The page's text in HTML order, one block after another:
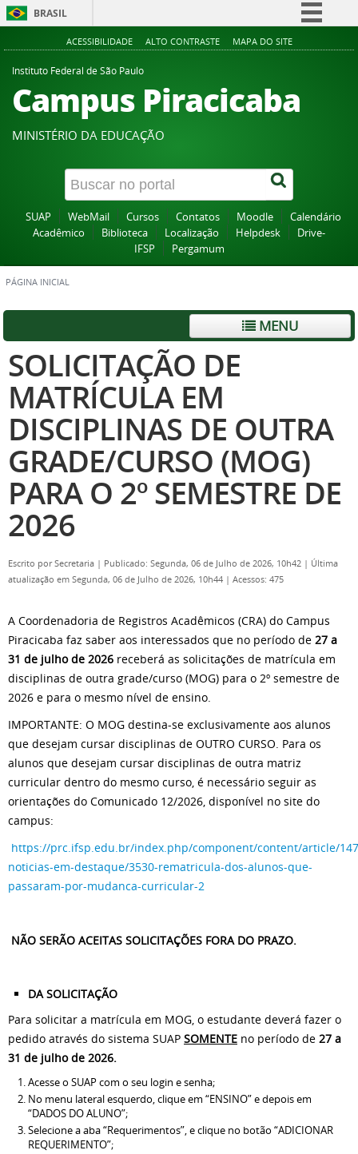
BRASIL
Simplifique!
Participe
Acesso à informação
Canais
ACESSIBILIDADE ALTO CONTRASTE MAPA DO SITE
Instituto Federal de São Paulo
Campus Piracicaba
MINISTÉRIO DA EDUCAÇÃO
SUAP WebMail Cursos Contatos Moodle
Calendário
Acadêmico
Biblioteca Localização Helpdesk
Drive-
IFSP
Pergamum
PÁGINA INICIAL
MENU
SOLICITAÇÃO DE
MATRÍCULA EM
DISCIPLINAS DE OUTRA
GRADE/CURSO (MOG)
PARA O 2º SEMESTRE DE
2026
Escrito porSecretaria | Publicado: Segunda, 06 de Julho de 2026, 10h42 | Última
atualização em Segunda, 06 de Julho de 2026, 10h44 | Acessos: 475
A Coordenadoria de Registros Acadêmicos (CRA) do Campus
Piracicaba faz saber aos interessados que no período de 27 a
31 de julho de 2026 receberá as solicitações de matrícula em
disciplinas de outra grade/curso (MOG) para o 2º semestre de
2026 e para o mesmo nível de ensino.
IMPORTANTE: O MOG destina-se exclusivamente aos alunos
que desejam cursar disciplinas de OUTRO CURSO. Para os
alunos que desejam cursar disciplinas de outra matriz
curricular dentro do mesmo curso, é necessário seguir as
orientações do Comunicado 12/2026, disponível no site do
campus:
https://prc.ifsp.edu.br/index.php/component/content/article/
noticias-em-destaque/3530-rematricula-dos-alunos-que-
passaram-por-mudanca-curricular-2
NÃO SERÃO ACEITAS SOLICITAÇÕES FORA DO PRAZO.
DA SOLICITAÇÃO
Para solicitar a matrícula em MOG, o estudante deverá fazer o
pedido através do sistema SUAP SOMENTE no período de 27 a
31 de julho de 2026.
Acesse o SUAP com o seu login e senha;
No menu lateral esquerdo, clique em “ENSINO” e depois em
“DADOS DO ALUNO”;
Selecione a aba “Requerimentos”, e clique no botão “ADICIONAR
REQUERIMENTO”;